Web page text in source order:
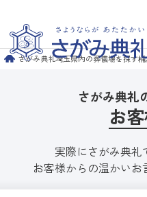
さがみ典礼埼玉県内の葬儀場を探す
さがみ典礼
お
実際にさがみ典礼
お客様からの温かいお